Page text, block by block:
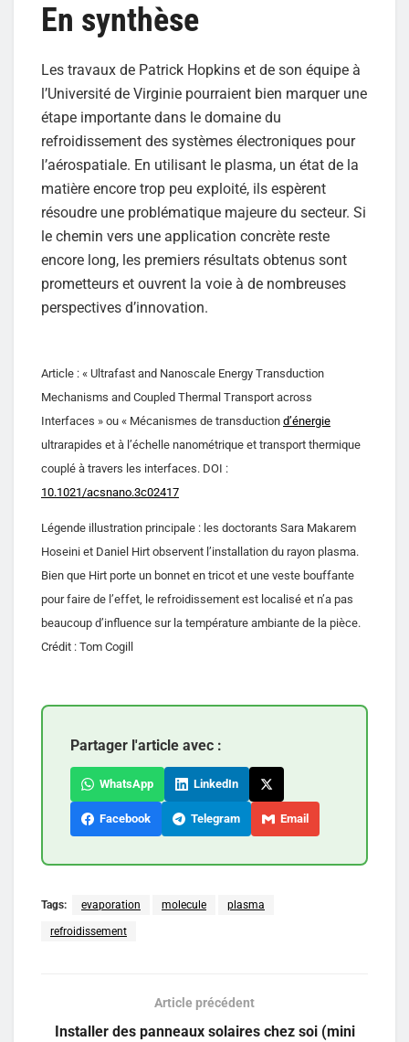
En synthèse
Les travaux de Patrick Hopkins et de son équipe à
l’Université de Virginie pourraient bien marquer une
étape importante dans le domaine du
refroidissement des systèmes électroniques pour
l’aérospatiale. En utilisant le plasma, un état de la
matière encore trop peu exploité, ils espèrent
résoudre une problématique majeure du secteur. Si
le chemin vers une application concrète reste
encore long, les premiers résultats obtenus sont
prometteurs et ouvrent la voie à de nombreuses
perspectives d’innovation.
Article : « Ultrafast and Nanoscale Energy Transduction
Mechanisms and Coupled Thermal Transport across
Interfaces » ou « Mécanismes de transduction d’énergie
ultrarapides et à l’échelle nanométrique et transport thermique
couplé à travers les interfaces. DOI :
10.1021/acsnano.3c02417
Légende illustration principale : les doctorants Sara Makarem
Hoseini et Daniel Hirt observent l’installation du rayon plasma.
Bien que Hirt porte un bonnet en tricot et une veste bouffante
pour faire de l’effet, le refroidissement est localisé et n’a pas
beaucoup d’influence sur la température ambiante de la pièce.
Crédit : Tom Cogill
Partager l'article avec :
WhatsApp LinkedIn
Facebook Telegram Email
Tags: evaporation molecule plasma
refroidissement
Article précédent
Installer des panneaux solaires chez soi (mini